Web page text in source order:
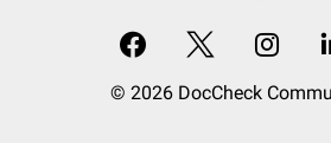
© 2026 DocCheck